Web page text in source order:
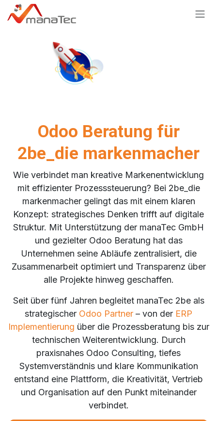
Zum Inhalt springen
Odoo Beratung für
2be_die markenmacher
Wie verbindet man kreative Markenentwicklung
mit effizienter Prozesssteuerung? Bei 2be_die
markenmacher gelingt das mit einem klaren
Konzept: strategisches Denken trifft auf digitale
Struktur. Mit Unterstützung der manaTec GmbH
und gezielter Odoo Beratung hat das
Unternehmen seine Abläufe zentralisiert, die
Zusammenarbeit optimiert und Transparenz über
alle Projekte hinweg geschaffen.
Seit über fünf Jahren begleitet manaTec 2be als
strategischer Odoo Partner – von der ERP
Implementierung über die Prozessberatung bis zur
technischen Weiterentwicklung. Durch
praxisnahes Odoo Consulting, tiefes
Systemverständnis und klare Kommunikation
entstand eine Plattform, die Kreativität, Vertrieb
und Organisation auf den Punkt miteinander
verbindet.